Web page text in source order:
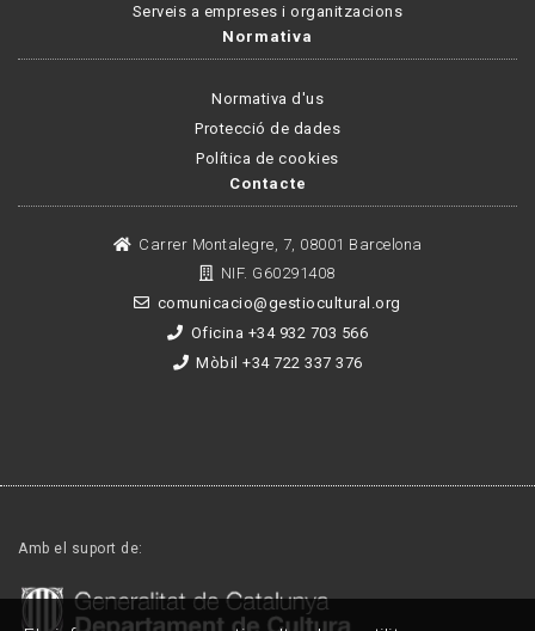
Serveis a empreses i organitzacions
Normativa
Normativa d'us
Protecció de dades
Política de cookies
Contacte
Carrer Montalegre, 7, 08001 Barcelona
NIF. G60291408
comunicacio@gestiocultural.org
Oficina +34 932 703 566
Mòbil +34 722 337 376
Amb el suport de: